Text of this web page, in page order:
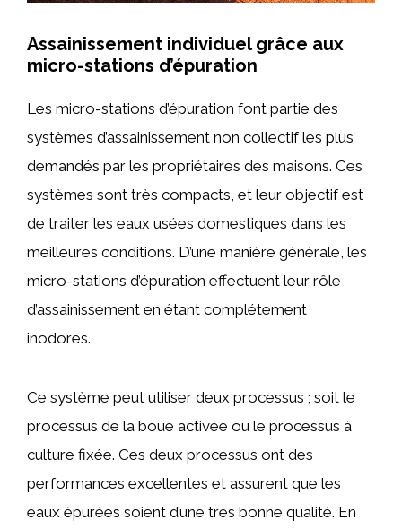
Assainissement individuel grâce aux
micro-stations d’épuration
Les micro-stations d’épuration font partie des
systèmes d’assainissement non collectif les plus
demandés par les propriétaires des maisons. Ces
systèmes sont très compacts, et leur objectif est
de traiter les eaux usées domestiques dans les
meilleures conditions. D’une manière générale, les
micro-stations d’épuration effectuent leur rôle
d’assainissement en étant complétement
inodores.
Ce système peut utiliser deux processus ; soit le
processus de la boue activée ou le processus à
culture fixée. Ces deux processus ont des
performances excellentes et assurent que les
eaux épurées soient d’une très bonne qualité. En